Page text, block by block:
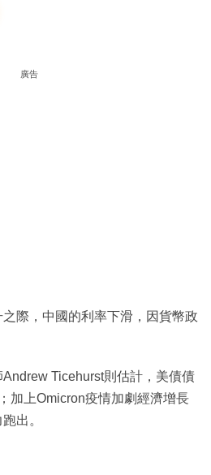
廣告
際，中國的利率下滑，因貨幣政
Ticehurst則估計，美債債
加上Omicron疫情加劇經濟增長
出。